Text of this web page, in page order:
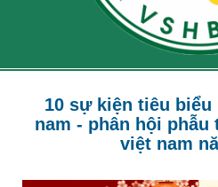
10 sự kiện tiêu
nam - phân hội phẫu
việt nam